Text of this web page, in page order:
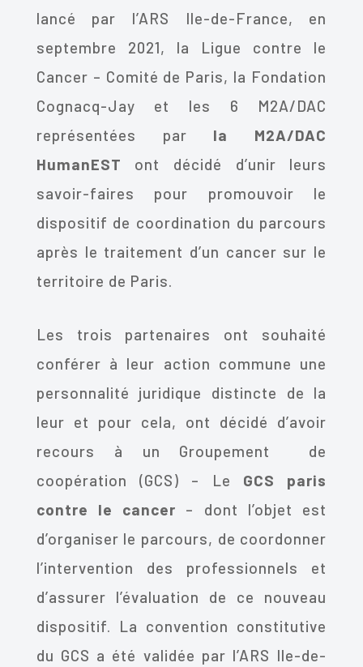
lancé par l’ARS Ile-de-France, en
septembre 2021, la Ligue contre le
Cancer – Comité de Paris, la Fondation
Cognacq-Jay et les 6 M2A/DAC
représentées par la M2A/DAC
HumanEST ont décidé d’unir leurs
savoir-faires pour promouvoir le
dispositif de coordination du parcours
après le traitement d’un cancer sur le
territoire de Paris.
Les trois partenaires ont souhaité
conférer à leur action commune une
personnalité juridique distincte de la
leur et pour cela, ont décidé d’avoir
recours à un Groupement de
coopération (GCS) – Le GCS paris
contre le cancer – dont l’objet est
d’organiser le parcours, de coordonner
l’intervention des professionnels et
d’assurer l’évaluation de ce nouveau
dispositif. La convention constitutive
du GCS a été validée par l’ARS Ile-de-